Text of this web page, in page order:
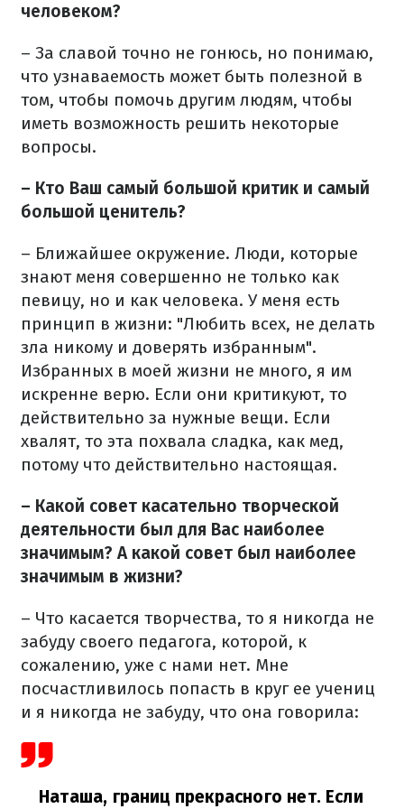
человеком?
– За славой точно не гонюсь, но понимаю,
что узнаваемость может быть полезной в
том, чтобы помочь другим людям, чтобы
иметь возможность решить некоторые
вопросы.
– Кто Ваш самый большой критик и самый
большой ценитель?
– Ближайшее окружение. Люди, которые
знают меня совершенно не только как
певицу, но и как человека. У меня есть
принцип в жизни: "Любить всех, не делать
зла никому и доверять избранным".
Избранных в моей жизни не много, я им
искренне верю. Если они критикуют, то
действительно за нужные вещи. Если
хвалят, то эта похвала сладка, как мед,
потому что действительно настоящая.
– Какой совет касательно творческой
деятельности был для Вас наиболее
значимым? А какой совет был наиболее
значимым в жизни?
– Что касается творчества, то я никогда не
забуду своего педагога, которой, к
сожалению, уже с нами нет. Мне
посчастливилось попасть в круг ее учениц
и я никогда не забуду, что она говорила:
Наташа, границ прекрасного нет. Если